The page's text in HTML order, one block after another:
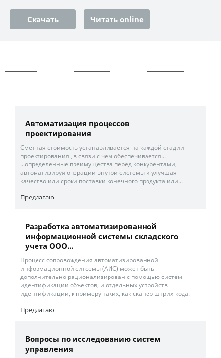
Скачать Читать online
Автоматизация процессов
проектирования
Сметная стоимость устанавливается на каждой стадии
проектирования , в связи с чем обеспечивается...
...определенные преимущества перед конкурентами,
автоматизируя операции внутри системы и улучшая
качество или сроки поставки конечного продукта или...
Предлагаю
Разработка автоматизированной
информационной системы складского
учета ООО...
Процесс сопровождения автоматизированной
информационной ситсемы (АИС) может быть
дополнительно рационализирован с помощью систем
идентификации объектов, и отдельных устройств
идентификации, к примеру таких, как сканер штрих-кода.
Предлагаю
Вопросы по исследованию систем
управления